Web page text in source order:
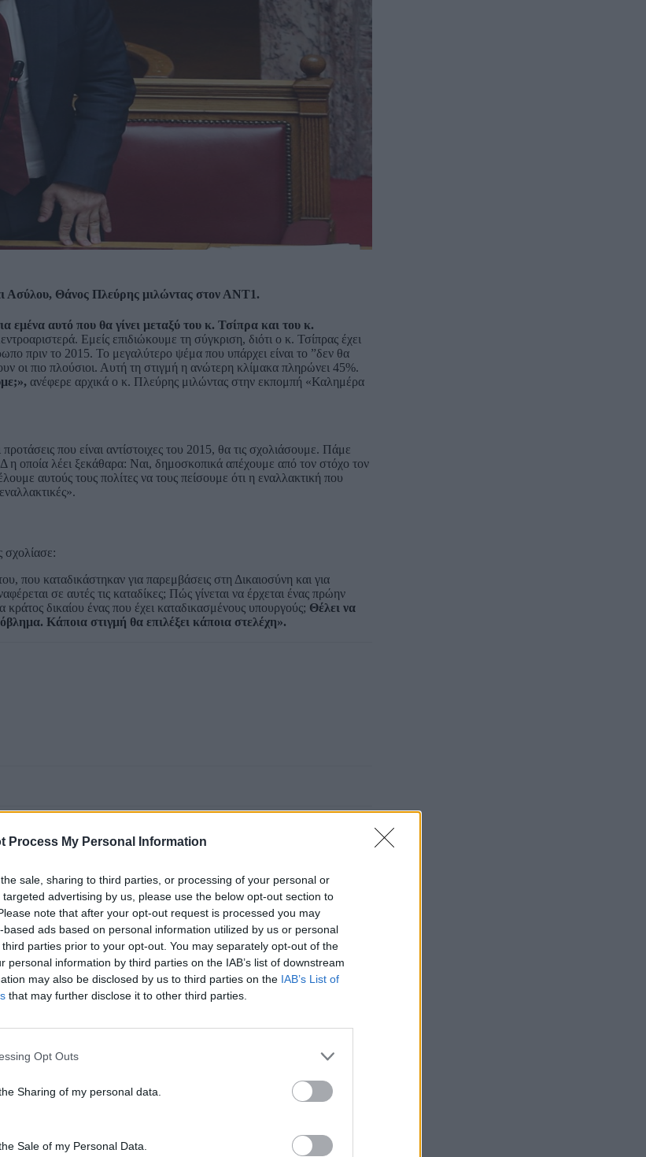
Process My Personal Information
sale, sharing to third parties, or processing of your personal or
advertising by us, please use the below opt-out section to
note that after your opt-out request is processed you may
ads based on personal information utilized by us or personal
parties prior to your opt-out. You may separately opt-out of the
personal information by third parties on the IAB’s list of downstream
may also be disclosed by us to third parties on the IAB’s List of
that may further disclose it to other third parties.
Opt Outs
Sharing of my personal data.
Sale of my Personal Data.
Ασύλου, Θάνος Πλεύρης μιλώντας στον ΑΝΤ1.
εμένα αυτό που θα γίνει μεταξύ του κ. Τσίπρα και του κ.
Εμείς επιδιώκουμε τη σύγκριση, διότι ο κ. Τσίπρας έχει
πριν το 2015. Το μεγαλύτερο ψέμα που υπάρχει είναι το ”δεν θα
πιο πλούσιοι. Αυτή τη στιγμή η ανώτερη κλίμακα πληρώνει 45%.
ανέφερε αρχικά ο κ. Πλεύρης μιλώντας στην εκπομπή «Καλημέρα
που είναι αντίστοιχες του 2015, θα τις σχολιάσουμε. Πάμε
οποία λέει ξεκάθαρα: Ναι, δημοσκοπικά απέχουμε από τον στόχο τον
αυτούς τους πολίτες να τους πείσουμε ότι η εναλλακτική που
σχολίασε:
που καταδικάστηκαν για παρεμβάσεις στη Δικαιοσύνη και για
σε αυτές τις καταδίκες; Πώς γίνεται να έρχεται ένας πρώην
δικαίου ένας που έχει καταδικασμένους υπουργούς; Θέλει να
Κάποια στιγμή θα επιλέξει κάποια στελέχη».